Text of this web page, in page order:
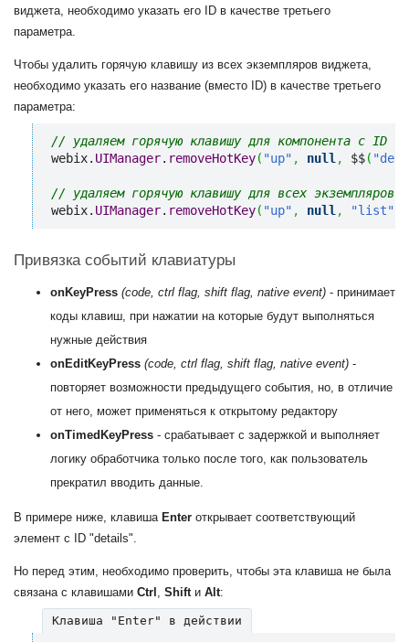
виджета, необходимо указать его ID в качестве третьего
параметра.
Чтобы удалить горячую клавишу из всех экземпляров виджета,
необходимо указать его название (вместо ID) в качестве третьего
параметра:
// удаляем горячую клавишу для компонента с
webix. UIManager. removeHotKey( "up" , null , $$(
// удаляем горячую клавишу для всех экземпляров
webix. UIManager. removeHotKey( "up" , null , "list"
Привязка событий клавиатуры
onKeyPress (code, ctrl flag, shift flag, native event) - принимает
коды клавиш, при нажатии на которые будут выполняться
нужные действия
onEditKeyPress (code, ctrl flag, shift flag, native event) -
повторяет возможности предыдущего события, но, в отличие
от него, может применяться к открытому редактору
onTimedKeyPress - срабатывает с задержкой и выполняет
логику обработчика только после того, как пользователь
прекратил вводить данные.
В примере ниже, клавиша Enter открывает соответствующий
элемент с ID "details".
Но перед этим, необходимо проверить, чтобы эта клавиша не была
связана с клавишами Ctrl Shift и Alt:
Клавиша "Enter" в действии